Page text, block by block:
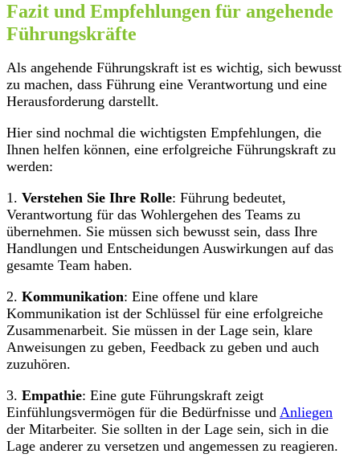
Fazit und Empfehlungen für angehende
Führungskräfte
Als angehende Führungskraft ist es wichtig, sich bewusst
zu machen, dass Führung eine Verantwortung und eine
Herausforderung darstellt.
Hier sind nochmal die wichtigsten Empfehlungen, die
Ihnen helfen können, eine erfolgreiche Führungskraft zu
werden:
1. Verstehen Sie Ihre Rolle: Führung bedeutet,
Verantwortung für das Wohlergehen des Teams zu
übernehmen. Sie müssen sich bewusst sein, dass Ihre
Handlungen und Entscheidungen Auswirkungen auf das
gesamte Team haben.
2. Kommunikation: Eine offene und klare
Kommunikation ist der Schlüssel für eine erfolgreiche
Zusammenarbeit. Sie müssen in der Lage sein, klare
Anweisungen zu geben, Feedback zu geben und auch
zuzuhören.
3. Empathie: Eine gute Führungskraft zeigt
Einfühlungsvermögen für die Bedürfnisse und Anliegen
der Mitarbeiter. Sie sollten in der Lage sein, sich in die
Lage anderer zu versetzen und angemessen zu reagieren.